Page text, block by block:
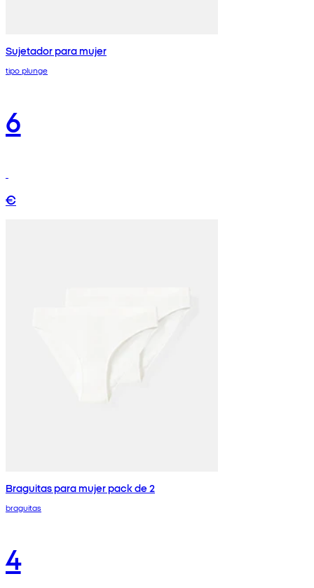
Sujetador para mujer
tipo plunge
6
€
Braguitas para mujer pack de 2
braguitas
4